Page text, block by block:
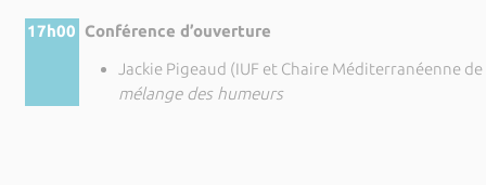
17h00 Conférence d’ouverture
Jackie Pigeaud (IUF et Chaire Méditerranéenne
mélange des humeurs